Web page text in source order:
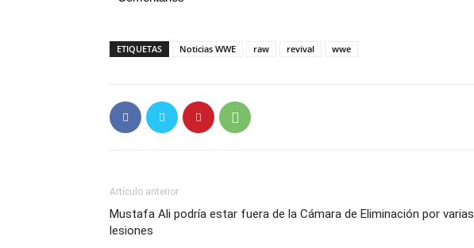
ETIQUETAS Noticias WWE raw revival wwe
Artículo anterior
Mustafa Ali podría estar fuera de la Cámara de Eliminación por varias
lesiones